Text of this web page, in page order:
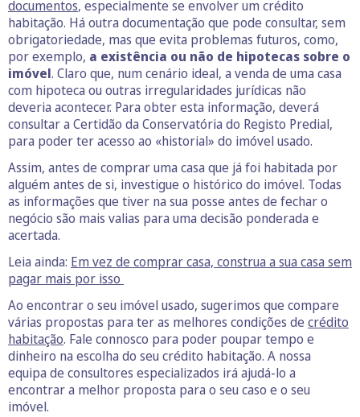
documentos, especialmente se envolver um crédito
habitação. Há outra documentação que pode consultar, sem
obrigatoriedade, mas que evita problemas futuros, como,
por exemplo, a existência ou não de hipotecas sobre o
imóvel. Claro que, num cenário ideal, a venda de uma casa
com hipoteca ou outras irregularidades jurídicas não
deveria acontecer. Para obter esta informação, deverá
consultar a Certidão da Conservatória do Registo Predial,
para poder ter acesso ao «historial» do imóvel usado.
Assim, antes de comprar uma casa que já foi habitada por
alguém antes de si, investigue o histórico do imóvel. Todas
as informações que tiver na sua posse antes de fechar o
negócio são mais valias para uma decisão ponderada e
acertada.
Leia ainda: Em vez de comprar casa, construa a sua casa sem
pagar mais por isso
Ao encontrar o seu imóvel usado, sugerimos que compare
várias propostas para ter as melhores condições de crédito
habitação. Fale connosco para poder poupar tempo e
dinheiro na escolha do seu crédito habitação. A nossa
equipa de consultores especializados irá ajudá-lo a
encontrar a melhor proposta para o seu caso e o seu
imóvel.